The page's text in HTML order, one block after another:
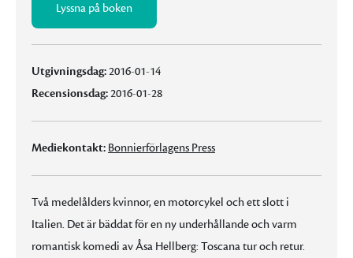
Lyssna på boken
Utgivningsdag:2016-01-14
Recensionsdag:2016-01-28
Mediekontakt: Bonnierförlagens Press
Två medelålders kvinnor, en motorcykel och ett slott i
Italien. Det är bäddat för en ny underhållande och varm
romantisk komedi av Åsa Hellberg: Toscana tur och retur.